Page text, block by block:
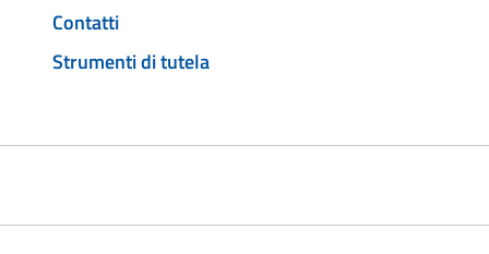
Contatti
Strumenti di tutela